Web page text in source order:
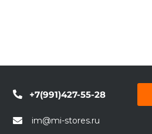
+7(991)427-55-28
im@mi-stores.ru